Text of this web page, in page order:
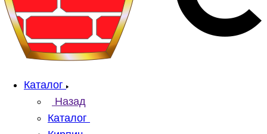
Каталог
Назад
Каталог